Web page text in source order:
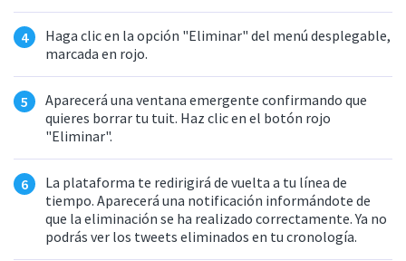
Haga clic en la opción "Eliminar" del menú desplegable,
marcada en rojo.
Aparecerá una ventana emergente confirmando que
quieres borrar tu tuit. Haz clic en el botón rojo
"Eliminar".
La plataforma te redirigirá de vuelta a tu línea de
tiempo. Aparecerá una notificación informándote de
que la eliminación se ha realizado correctamente. Ya no
podrás ver los tweets eliminados en tu cronología.